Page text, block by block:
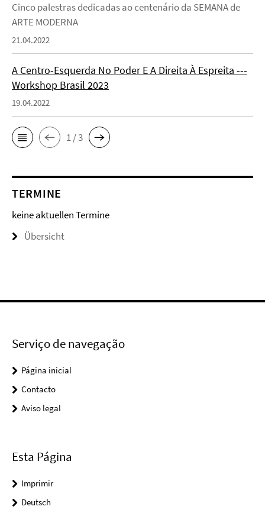
Cinco palestras dedicadas ao centenário da SEMANA de
ARTE MODERNA
21.04.2022
A Centro-Esquerda No Poder E A Direita À Espreita ---
Workshop Brasil 2023
19.04.2022
1 / 3
TERMINE
keine aktuellen Termine
Übersicht
Serviço de navegação
Página inicial
Contacto
Aviso legal
Esta Página
Imprimir
Deutsch